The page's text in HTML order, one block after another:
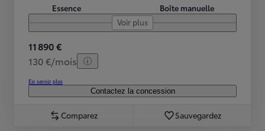
Essence
Boîte manuelle
Voir plus
11 890 €
130 €/mois
En savoir plus
Contactez la concession
Comparez Sauvegardez